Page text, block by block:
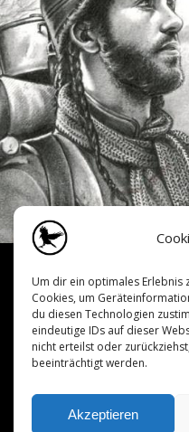
Um dir ein optimales Erlebnis
Cookies, um
du diesen Technologien
eindeutige IDs auf dieser
nicht erteilst oder
beeinträchtigt werden.
Akzeptieren